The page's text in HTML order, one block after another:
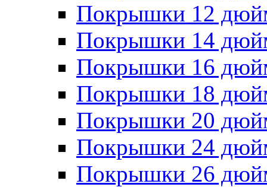
Покрышки 12
Покрышки 14
Покрышки 16
Покрышки 18
Покрышки 20
Покрышки 24
Покрышки 26